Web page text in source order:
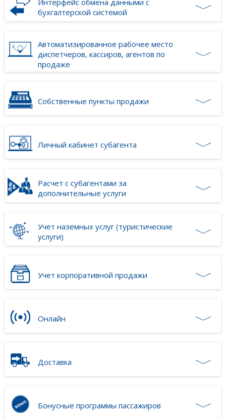
Интерфейс обмена данными с
бухгалтерской системой
Автоматизированное рабочее место
диспетчеров, кассиров, агентов по
продаже
Собственные пункты продажи
Личный кабинет субагента
Расчет с субагентами за
дополнительные услуги
Учет наземных услуг (туристические
услуги)
Учет корпоративной продажи
Онлайн
Доставка
Бонусные программы пассажиров